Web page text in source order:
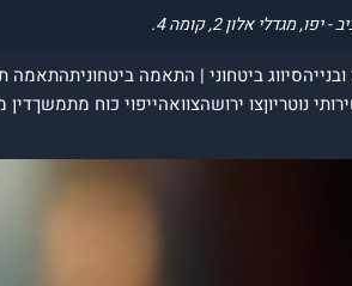
סיווג ביטחוני | התאמה ביטחוניתהתאמה
נוטריוןצו ירושהצוואהייפוי כוח מתמשך